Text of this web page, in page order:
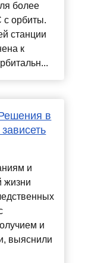
более
с орбиты.
станции
к
в
и
жизни
и
выяснили